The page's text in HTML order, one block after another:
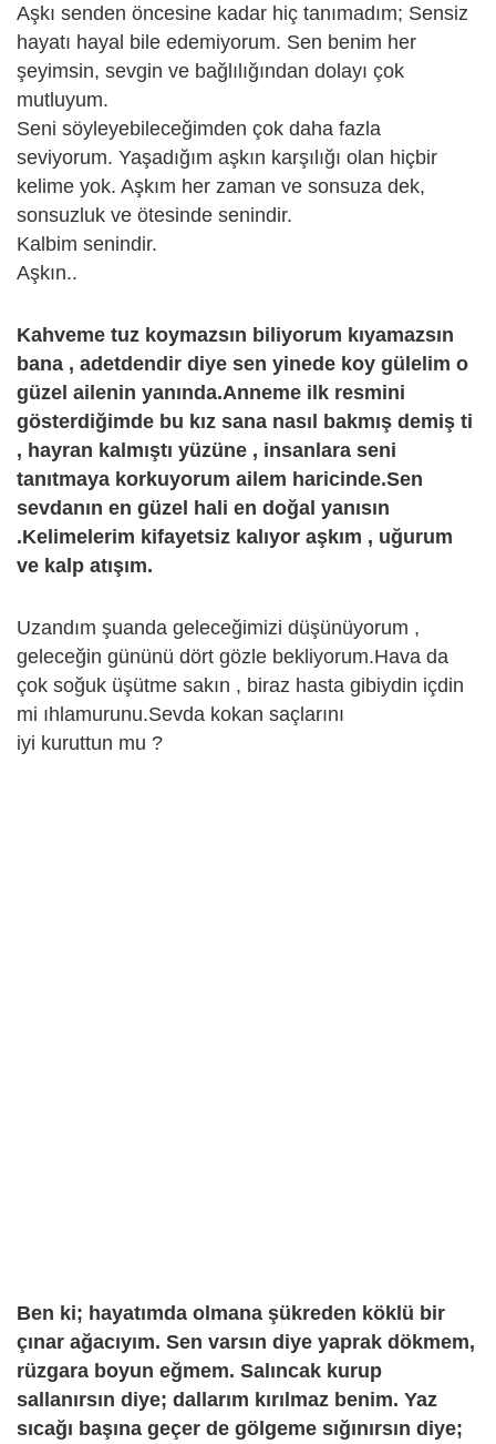
Aşkı senden öncesine kadar hiç tanımadım; Sensiz
hayatı hayal bile edemiyorum. Sen benim her
şeyimsin, sevgin ve bağlılığından dolayı çok
mutluyum.
Seni söyleyebileceğimden çok daha fazla
seviyorum. Yaşadığım aşkın karşılığı olan hiçbir
kelime yok. Aşkım her zaman ve sonsuza dek,
sonsuzluk ve ötesinde senindir.
Kalbim senindir.
Aşkın..
Kahveme tuz koymazsın biliyorum kıyamazsın
bana , adetdendir diye sen yinede koy gülelim o
güzel ailenin yanında.Anneme ilk resmini
gösterdiğimde bu kız sana nasıl bakmış demiş ti
, hayran kalmıştı yüzüne , insanlara seni
tanıtmaya korkuyorum ailem haricinde.Sen
sevdanın en güzel hali en doğal yanısın
.Kelimelerim kifayetsiz kalıyor aşkım , uğurum
ve kalp atışım.
Uzandım şuanda geleceğimizi düşünüyorum ,
geleceğin gününü dört gözle bekliyorum.Hava da
çok soğuk üşütme sakın , biraz hasta gibiydin içdin
mi ıhlamurunu.Sevda kokan saçlarını
iyi kuruttun mu ?
Ben ki; hayatımda olmana şükreden köklü bir
çınar ağacıyım. Sen varsın diye yaprak dökmem,
rüzgara boyun eğmem. Salıncak kurup
sallanırsın diye; dallarım kırılmaz benim. Yaz
sıcağı başına geçer de gölgeme sığınırsın diye;